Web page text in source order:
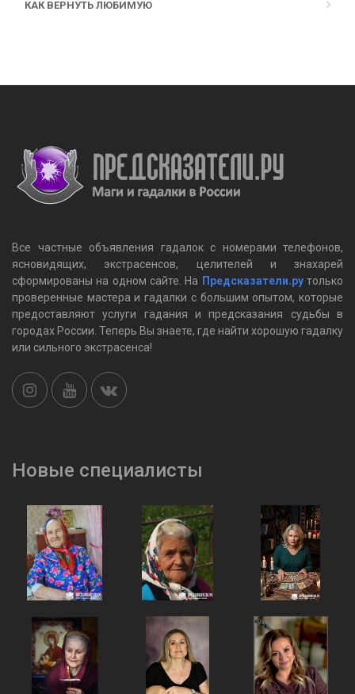
КАК ВЕРНУТЬ ЛЮБИМУЮ
Все частные объявления гадалок c номерами телефонов,
ясновидящих, экстрасенсов, целителей и знахарей
сформированы на одном сайте. На Предсказатели.ру только
проверенные мастера и гадалки с большим опытом, которые
предоставляют услуги гадания и предсказания судьбы в
городах России. Теперь Вы знаете, где найти хорошую гадалку
или сильного экстрасенса!
Новые специалисты